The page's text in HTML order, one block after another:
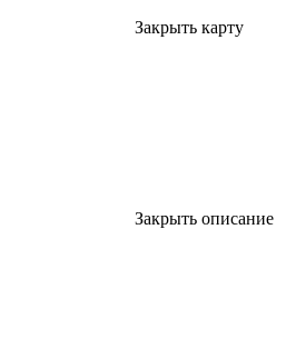
Закрыть карту
Закрыть описание